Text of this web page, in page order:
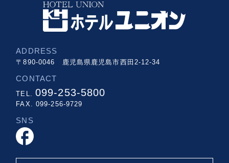
ADDRESS
〒890-0046 鹿児島県鹿児島市西田2-12-34
CONTACT
TEL. 099-253-5800
FAX. 099-256-9729
SNS